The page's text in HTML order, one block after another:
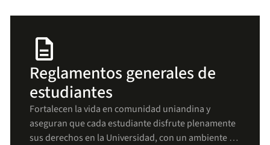
description
Reglamentos generales de
estudiantes
Fortalecen la vida en comunidad uniandina y
aseguran que cada estudiante disfrute plenamente
sus derechos en la Universidad, con un ambiente de